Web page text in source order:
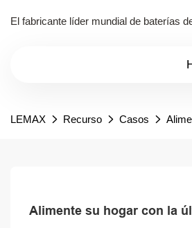
El fabricante líder mundial de baterías
LEMAX Recurso Casos
Alimente su hogar con la